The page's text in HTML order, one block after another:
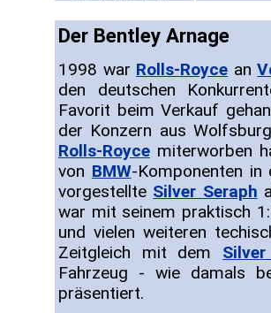
Der Bentley Arnage
1998 war Rolls-Royce an
den deutschen
Favorit beim Verkauf
der Konzern aus
Rolls-Royce miterworben
von BMW-Komponenten in
vorgestellte Silver Seraph
war mit seinem praktisch
und vielen weiteren
Zeitgleich mit dem
Fahrzeug - wie damals
präsentiert.